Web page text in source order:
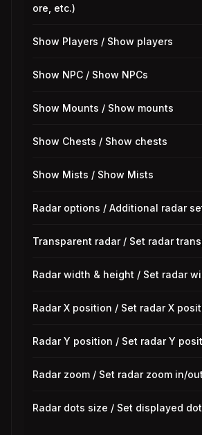
ore, etc.)
Show Players / Show players
Show NPC / Show NPCs
Show Mounts / Show mounts
Show Chests / Show chests
Show Mists / Show Mists
Radar options / Additional radar
Transparent radar / Set radar
Radar width & height / Set radar
Radar X position / Set radar X
Radar Y position / Set radar Y
Radar zoom / Set radar zoom in/out
Radar dots size / Set displayed